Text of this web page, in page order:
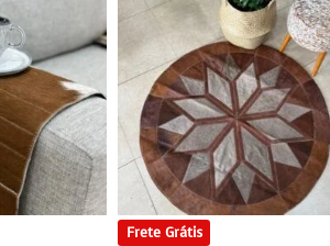
Frete Grátis